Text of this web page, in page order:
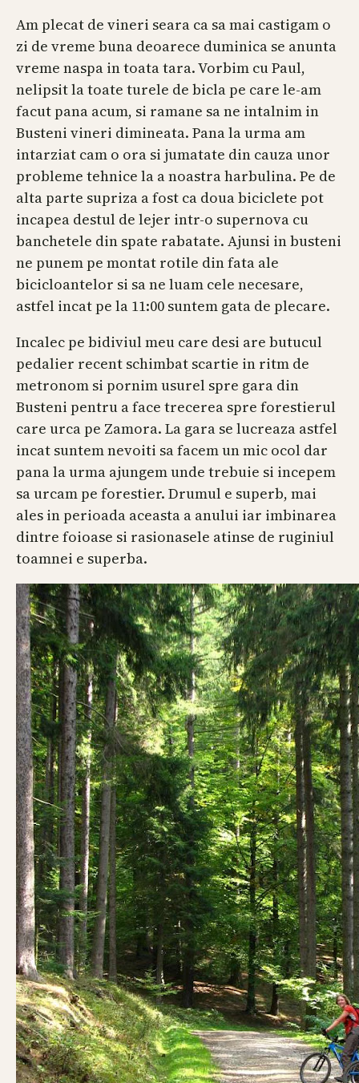
Am plecat de vineri seara ca sa mai castigam o
zi de vreme buna deoarece duminica se anunta
vreme naspa in toata tara. Vorbim cu Paul,
nelipsit la toate turele de bicla pe care le-am
facut pana acum, si ramane sa ne intalnim in
Busteni vineri dimineata. Pana la urma am
intarziat cam o ora si jumatate din cauza unor
probleme tehnice la a noastra harbulina. Pe de
alta parte supriza a fost ca doua biciclete pot
incapea destul de lejer intr-o supernova cu
banchetele din spate rabatate. Ajunsi in busteni
ne punem pe montat rotile din fata ale
bicicloantelor si sa ne luam cele necesare,
astfel incat pe la 11:00 suntem gata de plecare.
Incalec pe bidiviul meu care desi are butucul
pedalier recent schimbat scartie in ritm de
metronom si pornim usurel spre gara din
Busteni pentru a face trecerea spre forestierul
care urca pe Zamora. La gara se lucreaza astfel
incat suntem nevoiti sa facem un mic ocol dar
pana la urma ajungem unde trebuie si incepem
sa urcam pe forestier. Drumul e superb, mai
ales in perioada aceasta a anului iar imbinarea
dintre foioase si rasionasele atinse de ruginiul
toamnei e superba.